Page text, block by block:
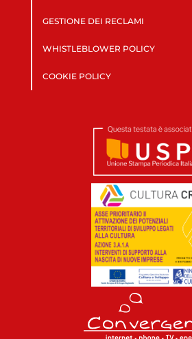
GESTIONE DEI RECLAMI
WHISTLEBLOWER POLICY
COOKIE POLICY